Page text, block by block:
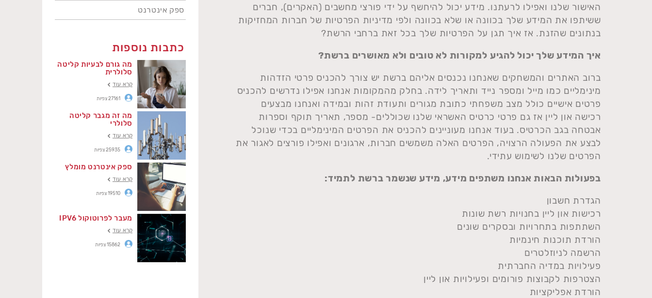
האישור שלנו ואפילו לרעתנו. מידע יכול להיחשף על ידי פורצי מחשבים (האקרים), חברים
ששיתפו את המידע שלך בכוונה או שלא בכוונה ולפי מדיניות הפרטיות של חברות המחזיקות
בנתונים שהזנת. אז איך תגן על הפרטיות שלך בכל זאת ברחבי הרשת?
איך המידע שלך יכול להגיע למקורות לא טובים ולא מאושרים ברשת?
ברוב האתרים והמשחקים שאנחנו נכנסים אליהם ברשת יש צורך להכניס פרטי הזדהות
מינימליים כמו מייל ומספר נייד ותאריך לידה. בחלק מהמקומות אנחנו אפילו נדרשים להכניס
פרטים אישיים כולל מצב משפחתי כתובת מגורים ותעודת זהות ובמידה ואנחנו מבצעים
רכישה און ליין אז גם פרטי כרטיס האשראי שלנו שכוללים- מספר, תאריך תוקף וספרות
אבטחה בגב הכרטיס. בעוד אנחנו מעוניינים להכניס את הפרטים המינימליים בכדי שנוכל
לבצע את הפעולה הרצויה, הפרטים האלה משמשים חברות, ארגונים ואפילו פורצים לאגור את
הפרטים שלנו לשימוש עתידי.
בפעולות הבאות אנחנו משתפים מידע, מידע שנשמר ברשת לתמיד:
הגדרת חשבון
רכישות און ליין בחנויות רשת שונות
השתתפות בתחרויות ובסקרים שונים
הורדת תוכנות חינמיות
הרשמה לניוזלטרים
פעילויות במדיה החברתית
הצטרפות לקבוצות פורומים ופעילויות און ליין
הורדת אפליקציות
ספק אינטרנט
כתבות נוספות
מה גורם לבעיות קליטה
סלולרית
קרא עוד
מה זה מגבר קליטה
סלולרי
קרא עוד
ספק אינטרנט מומלץ
קרא עוד
מעבר לפרוטוקול IPV6
קרא עוד